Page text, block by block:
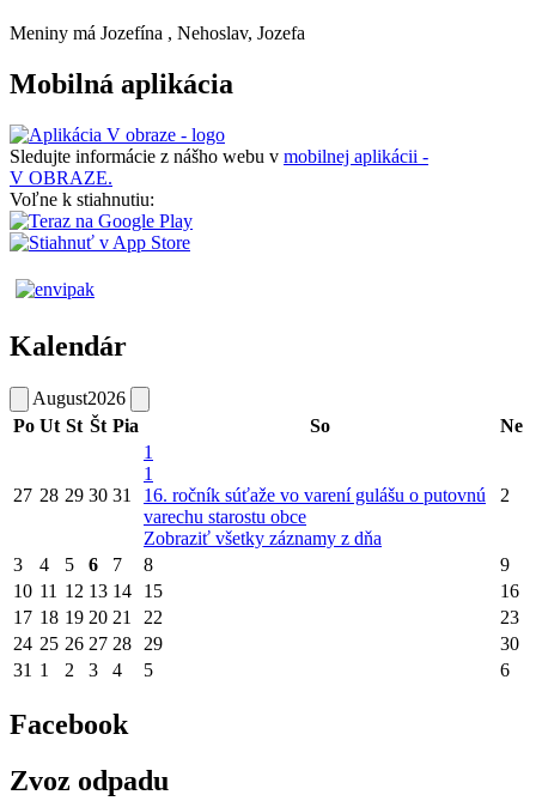
Meniny má Jozefína , Nehoslav, Jozefa
Mobilná aplikácia
Sledujte informácie z nášho webu v mobilnej aplikácii -
V OBRAZE.
Voľne k stiahnutiu:
Kalendár
August2026
Po Ut St Št Pia So Ne
27 28 29 30 31
1
1
16. ročník súťaže vo varení gulášu o putovnú
varechu starostu obce
Zobraziť všetky záznamy z dňa
2
3 4 5 6 7 8
9
10 11 12 13 14 15
16
17 18 19 20 21 22
23
24 25 26 27 28 29
30
31 1 2 3 4 5 6
Facebook
Zvoz odpadu